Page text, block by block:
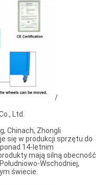
/
Ltd.
Chinach, Zhongli
się w produkcji sprzętu do
14-letnim
mają silną obecność
Wschodniej,
świecie.